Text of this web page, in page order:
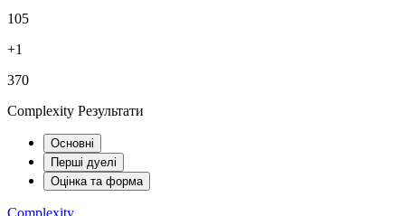
105
+1
370
Complexity Результати
Основні
Перші дуелі
Оцінка та форма